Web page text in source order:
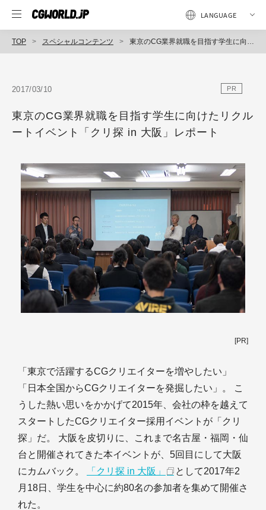
TOP スペシャルコンテンツ 東京のCG業界就職を目指す学生に向けたリクルートイベント「クリ探 in 大阪」レポート
2017/03/10 PR
東京のCG業界就職を目指す学生に向けたリクル
ートイベント「クリ探 in 大阪」レポート
[PR]
「東京で活躍するCGクリエイターを増やしたい」
「日本全国からCGクリエイターを発掘したい」。 こ
うした熱い思いをかかげて2015年、会社の枠を越えて
スタートしたCGクリエイター採用イベントが「クリ
探」だ。 大阪を皮切りに、これまで名古屋・福岡・仙
台と開催されてきた本イベントが、5回目にして大阪
にカムバック。
「クリ探 in 大阪」
として2017年2
月18日、学生を中心に約80名の参加者を集めて開催さ
れた。